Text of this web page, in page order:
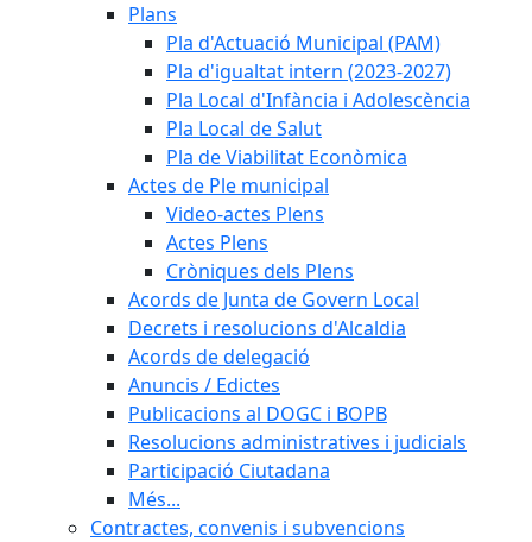
Plans
Pla d'Actuació Municipal (PAM)
Pla d'igualtat intern (2023-2027)
Pla Local d'Infància i Adolescència
Pla Local de Salut
Pla de Viabilitat Econòmica
Actes de Ple municipal
Video-actes Plens
Actes Plens
Cròniques dels Plens
Acords de Junta de Govern Local
Decrets i resolucions d'Alcaldia
Acords de delegació
Anuncis / Edictes
Publicacions al DOGC i BOPB
Resolucions administratives i judicials
Participació Ciutadana
Més...
Contractes, convenis i subvencions